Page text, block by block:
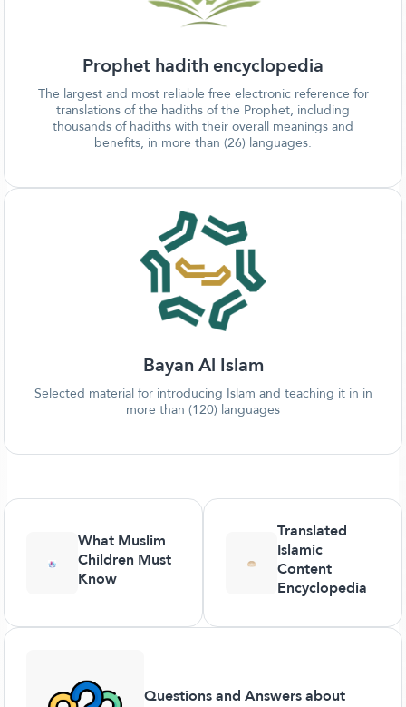
Prophet hadith encyclopedia
The largest and most reliable free electronic reference for
translations of the hadiths of the Prophet, including
thousands of hadiths with their overall meanings and
benefits, in more than (26) languages.
Bayan Al Islam
Selected material for introducing Islam and teaching it in in
more than (120) languages
What Muslim
Children Must
Know
Translated
Islamic
Content
Encyclopedia
Questions and Answers about